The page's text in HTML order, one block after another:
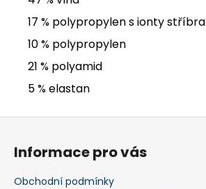
17 % polypropylen s ionty stříbra
10 % polypropylen
21 % polyamid
5 % elastan
Z
Informace pro vás
Obchodní podmínky